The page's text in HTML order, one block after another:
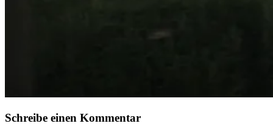
Schreibe einen Kommentar